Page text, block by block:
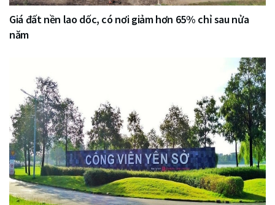
Giá đất nền lao dốc, có nơi giảm hơn 65% chỉ sau nửa
năm